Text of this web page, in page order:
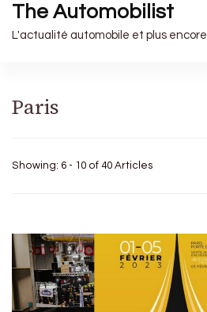
The Automobilist
L'actualité automobile et plus encore
Paris
Showing: 6 - 10 of 40 Articles